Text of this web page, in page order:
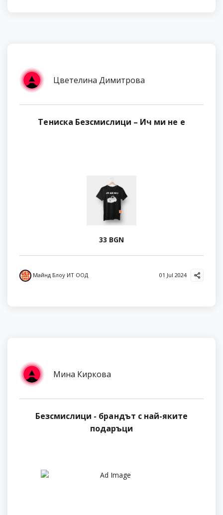
Цветелина Димитрова
Тениска Безсмислици – Ич ми не е
33 BGN
Майнд Блоу ИТ ООД 01 Jul 2024
Мина Киркова
Безсмислици - брандът с най-яките
подаръци